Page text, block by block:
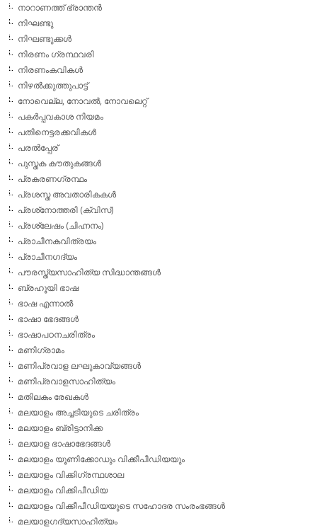
നാറാണത്ത് ഭ്രാന്തന്‍
നിഘണ്ടു
നിഘണ്ടുക്കള്‍
നിരണം ഗ്രന്ഥവരി
നിരണംകവികള്‍
നിഴല്‍ക്കുത്തുപാട്ട്
നോവെല്ല, നോവല്‍, നോവലെറ്റ്
പകര്‍പ്പവകാശ നിയമം
പതിനെട്ടരക്കവികള്‍
പരല്‍പ്പേര്
പുസ്തക കൗതുകങ്ങള്‍
പ്രകരണഗ്രന്ഥം
പ്രശസ്ത അവതാരികകള്‍
പ്രശ്‌നോത്തരി (ക്വിസ്)
പ്രശ്ലേഷം (ചിഹ്നനം)
പ്രാചീനകവിത്രയം
പ്രാചീനഗദ്യം
പൗരസ്ത്യസാഹിത്യ സിദ്ധാന്തങ്ങള്‍
ബ്രഹൂയി ഭാഷ
ഭാഷ എന്നാല്‍
ഭാഷാ ഭേദങ്ങള്‍
ഭാഷാപഠനചരിത്രം
മണിഗ്രാമം
മണിപ്രവാള ലഘുകാവ്യങ്ങള്‍
മണിപ്രവാളസാഹിത്യം
മതിലകം രേഖകള്‍
മലയാളം അച്ചടിയുടെ ചരിത്രം
മലയാളം ബ്രിട്ടാനിക്ക
മലയാള ഭാഷാഭേദങ്ങള്‍
മലയാളം യൂണിക്കോഡും വിക്കീപീഡിയയും
മലയാളം വിക്കിഗ്രന്ഥശാല
മലയാളം വിക്കിപീഡിയ
മലയാളം വിക്കീപീഡിയയുടെ സഹോദര സംരംഭങ്ങള്‍
മലയാളഗദ്യസാഹിത്യം